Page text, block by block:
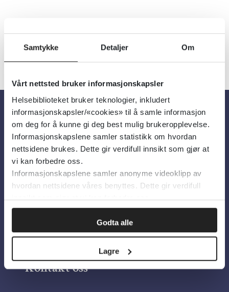
Samtykke Detaljer Om
Vårt nettsted bruker informasjonskapsler
Helsebiblioteket bruker teknologier, inkludert
informasjonskapsler/«cookies» til å samle informasjon
om deg for å kunne gi deg best mulig brukeropplevelse.
Informasjonskapslene samler statistikk om hvordan
nettsidene brukes. Dette gir verdifull innsikt som gjør at
vi kan forbedre oss.
Informasjonskapslene samler anonyme videoklipp av
hvordan nettsidene våres benyttes. Dette gir verdifull
innsikt som gjør at vi kan forbedre oss.
Godta alle
Lagre
« 1 9 10
Om oss
Om Helsebiblioteket
Personvern og informasjonskapsler
Tilgjengelighetserklæring
Information in English
Bilder fra Colourbox.com
Kontakt oss